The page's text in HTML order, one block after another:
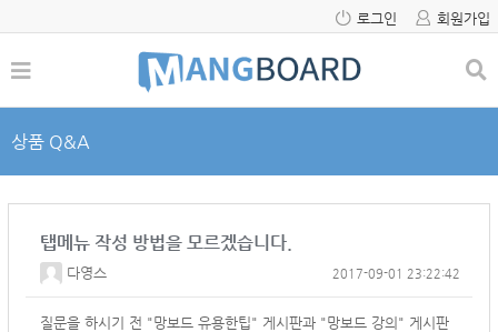
로그인 회원가입
상품 Q&A
탭메뉴 작성 방법을 모르겠습니다.
다영스 2017-09-01 23:22:42
질문을 하시기 전 "망보드 유용한팁" 게시판과 "망보드 강의" 게시판